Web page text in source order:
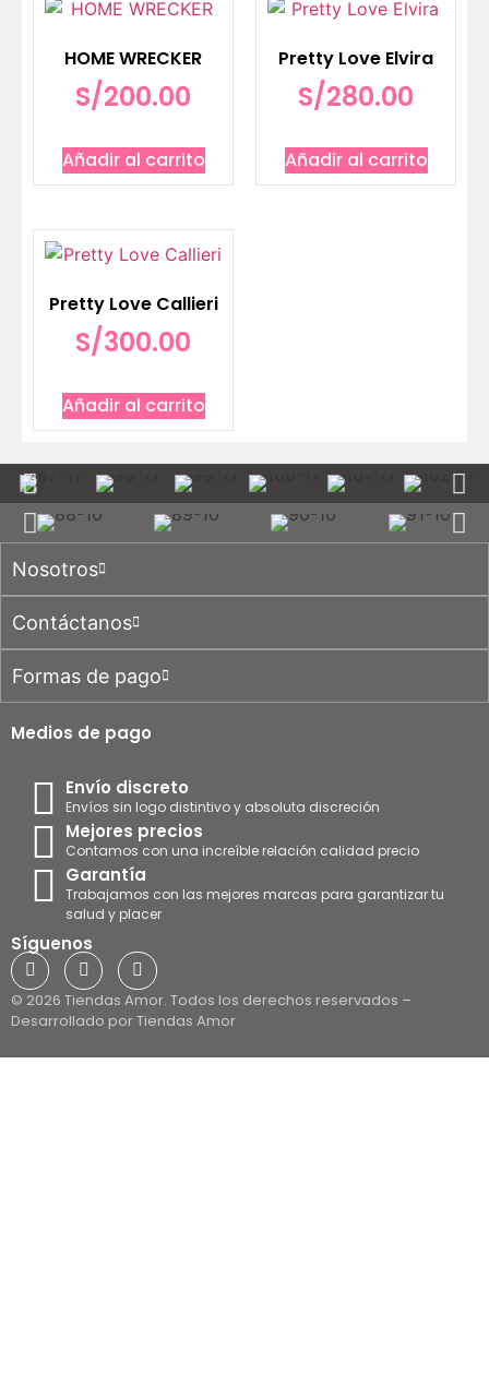
HOME WRECKER
S/200.00
Añadir al carrito
Pretty Love Elvira
S/280.00
Añadir al carrito
Pretty Love Callieri
S/300.00
Añadir al carrito
Nosotros
Contáctanos
Formas de pago
Medios de pago
Envío discreto
Envíos sin logo distintivo y absoluta discreción
Mejores precios
Contamos con una increíble relación calidad precio
Garantía
Trabajamos con las mejores marcas para garantizar tu
salud y placer
Síguenos
© 2026 Tiendas Amor. Todos los derechos reservados –
Desarrollado por Tiendas Amor